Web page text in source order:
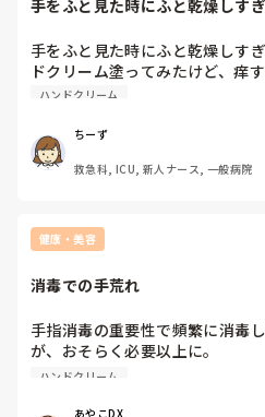
手をふと見た時にふと乾燥しす
手をふと見た時にふと乾燥しす
ドクリーム塗ってみたけど、痒
だな…
ハンドクリーム
ちーず
救急科, ICU, 新人ナース, 一般病院
健康・美容
消毒での手荒れ
手指消毒の重要性で頻繁に消毒
が、おそらく必要以上に。
そのため手荒れがスゴいです。
ん。
ハンドクリーム
あやこDX